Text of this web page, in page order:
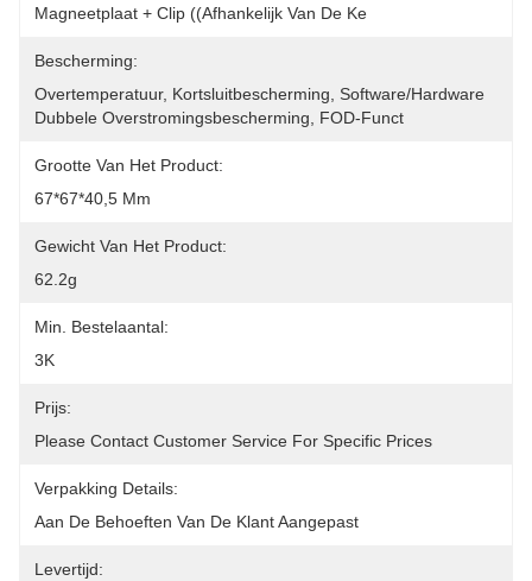
Magneetplaat + Clip ((afhankelijk Van De Ke
Bescherming:
Overtemperatuur, Kortsluitbescherming, Software/hardware
Dubbele Overstromingsbescherming, FOD-Funct
Grootte Van Het Product:
67*67*40,5 Mm
Gewicht Van Het Product:
62.2g
Min. Bestelaantal:
3K
Prijs:
Please Contact Customer Service For Specific Prices
Verpakking Details:
Aan De Behoeften Van De Klant Aangepast
Levertijd: